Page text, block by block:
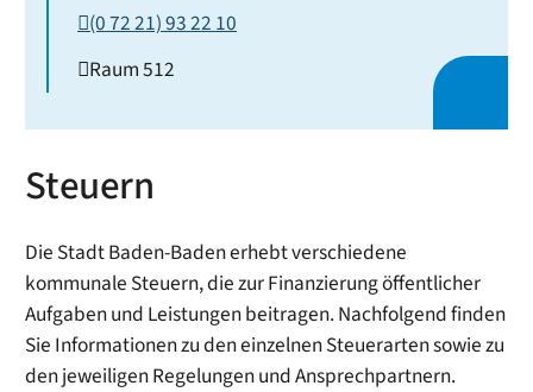
(07221) 932210
Raum512
Steuern
Die Stadt Baden-Baden erhebt verschiedene
kommunale Steuern, die zur Finanzierung öffentlicher
Aufgaben und Leistungen beitragen. Nachfolgend finden
Sie Informationen zu den einzelnen Steuerarten sowie zu
den jeweiligen Regelungen und Ansprechpartnern.